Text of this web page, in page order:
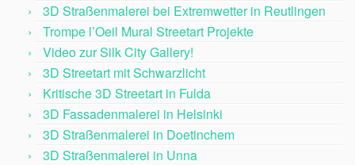
3D Straßenmalerei bei Extremwetter in Reutlingen
Trompe l’Oeil Mural Streetart Projekte
Video zur Silk City Gallery!
3D Streetart mit Schwarzlicht
Kritische 3D Streetart in Fulda
3D Fassadenmalerei in Helsinki
3D Straßenmalerei in Doetinchem
3D Straßenmalerei in Unna